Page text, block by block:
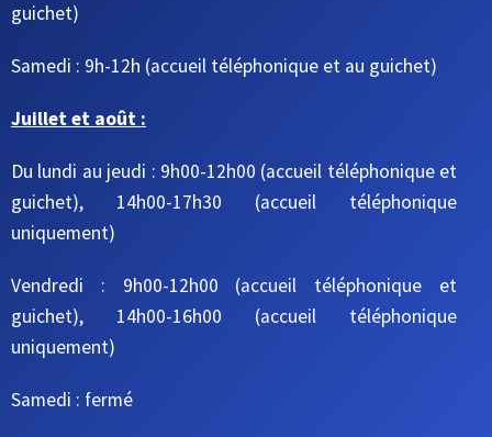
guichet)
Samedi : 9h-12h (accueil téléphonique et au guichet)
Juillet et août :
Du lundi au jeudi : 9h00-12h00 (accueil téléphonique et
guichet), 14h00-17h30 (accueil téléphonique
uniquement)
Vendredi : 9h00-12h00 (accueil téléphonique et
guichet), 14h00-16h00 (accueil téléphonique
uniquement)
Samedi : fermé